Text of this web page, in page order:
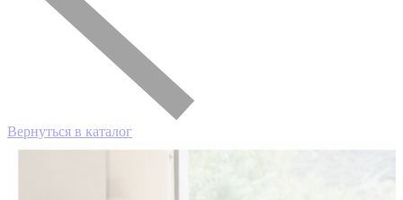
Вернуться в каталог